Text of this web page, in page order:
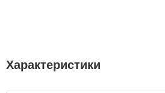
Характеристики